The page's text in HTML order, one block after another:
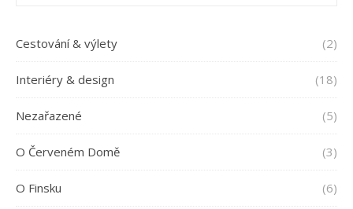
Cestování & výlety (2)
Interiéry & design (18)
Nezařazené (5)
O Červeném Domě (3)
O Finsku (6)